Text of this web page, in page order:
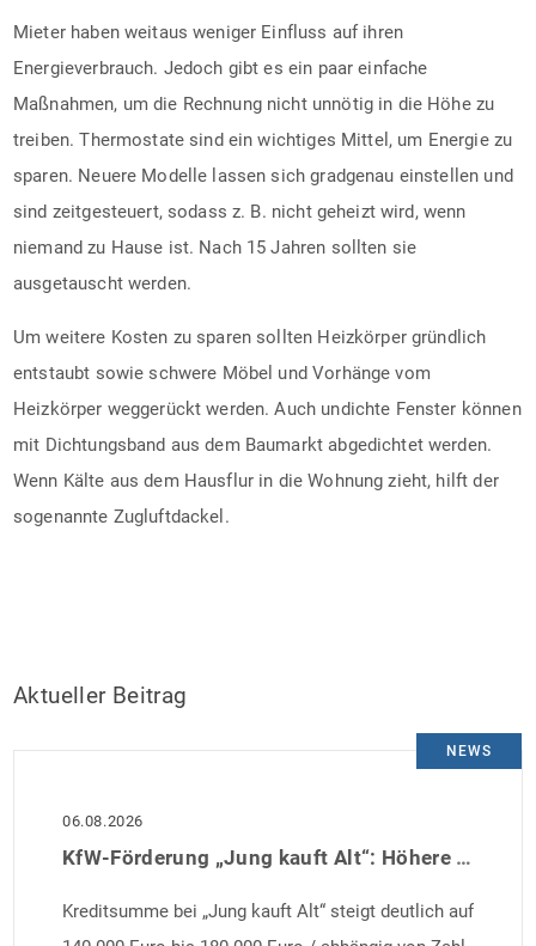
Mieter haben weitaus weniger Einfluss auf ihren
Energieverbrauch. Jedoch gibt es ein paar einfache
Maßnahmen, um die Rechnung nicht unnötig in die Höhe zu
treiben. Thermostate sind ein wichtiges Mittel, um Energie zu
sparen. Neuere Modelle lassen sich gradgenau einstellen und
sind zeitgesteuert, sodass z. B. nicht geheizt wird, wenn
niemand zu Hause ist. Nach 15 Jahren sollten sie
ausgetauscht werden.
Um weitere Kosten zu sparen sollten Heizkörper gründlich
entstaubt sowie schwere Möbel und Vorhänge vom
Heizkörper weggerückt werden. Auch undichte Fenster können
mit Dichtungsband aus dem Baumarkt abgedichtet werden.
Wenn Kälte aus dem Hausflur in die Wohnung zieht, hilft der
sogenannte Zugluftdackel.
Aktueller Beitrag
NEWS
06.08.2026
KfW-Förderung „Jung kauft Alt“: Höhere Kredite ab August 2026
Kreditsumme bei „Jung kauft Alt“ steigt deutlich auf